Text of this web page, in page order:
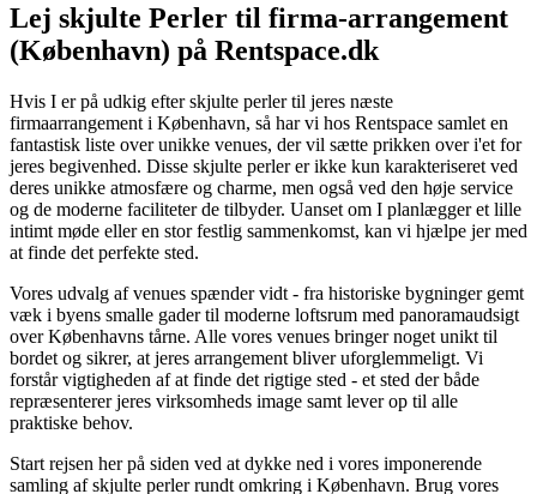
Lej skjulte Perler til firma-arrangement
(København) på Rentspace.dk
Hvis I er på udkig efter skjulte perler til jeres næste
firmaarrangement i København, så har vi hos Rentspace samlet en
fantastisk liste over unikke venues, der vil sætte prikken over i'et for
jeres begivenhed. Disse skjulte perler er ikke kun karakteriseret ved
deres unikke atmosfære og charme, men også ved den høje service
og de moderne faciliteter de tilbyder. Uanset om I planlægger et lille
intimt møde eller en stor festlig sammenkomst, kan vi hjælpe jer med
at finde det perfekte sted.
Vores udvalg af venues spænder vidt - fra historiske bygninger gemt
væk i byens smalle gader til moderne loftsrum med panoramaudsigt
over Københavns tårne. Alle vores venues bringer noget unikt til
bordet og sikrer, at jeres arrangement bliver uforglemmeligt. Vi
forstår vigtigheden af at finde det rigtige sted - et sted der både
repræsenterer jeres virksomheds image samt lever op til alle
praktiske behov.
Start rejsen her på siden ved at dykke ned i vores imponerende
samling af skjulte perler rundt omkring i København. Brug vores